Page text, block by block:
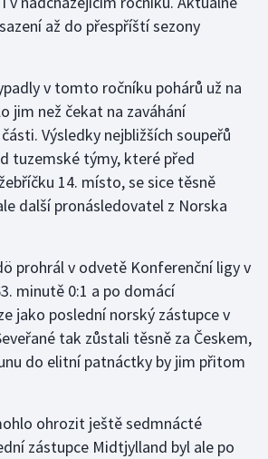
až do přespříští sezony
v tomto ročníku pohárů už na
jim než čekat na zaváhání
Výsledky nejbližších soupeřů
tuzemské týmy, které před
14. místo, se sice těsně
další pronásledovatel z Norska
prohrál v odvetě Konferenční ligy v
minutě 0:1 a po domácí
jako poslední norský zástupce v
tak zůstali těsně za Českem,
do elitní patnáctky by jim přitom
ohrozit ještě sedmnácté
zástupce Midtjylland byl ale po